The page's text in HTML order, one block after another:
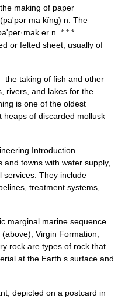
making of paper
mā kĭng) n. The
er n. * * *
or felted sheet, usually of
taking of fish and other
rivers, and lakes for the
is one of the oldest
heaps of discarded mollusk
Introduction
towns with water supply,
services. They include
treatment systems,
marginal marine sequence
Virgin Formation,
rock are types of rock that
at the Earth s surface and
depicted on a postcard in